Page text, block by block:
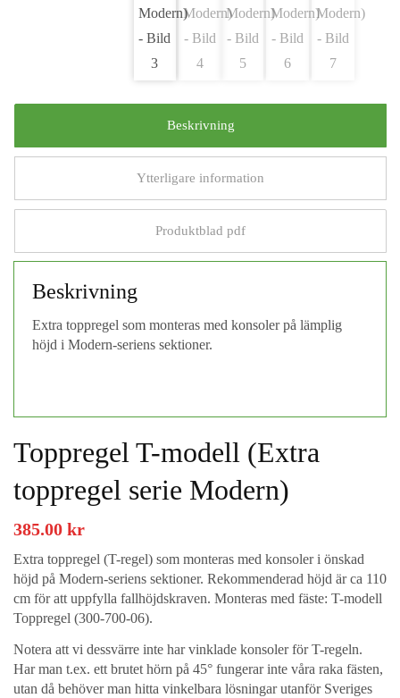
Beskrivning
Ytterligare information
Produktblad pdf
Beskrivning
Extra toppregel som monteras med konsoler på lämplig
höjd i Modern-seriens sektioner.
Toppregel T-modell (Extra
toppregel serie Modern)
385.00 kr
Extra toppregel (T-regel) som monteras med konsoler i önskad
höjd på Modern-seriens sektioner. Rekommenderad höjd är ca 110
cm för att uppfylla fallhöjdskraven. Monteras med fäste: T-modell
Toppregel (300-700-06).
Notera att vi dessvärre inte har vinklade konsoler för T-regeln.
Har man t.ex. ett brutet hörn på 45° fungerar inte våra raka fästen,
utan då behöver man hitta vinkelbara lösningar utanför Sveriges